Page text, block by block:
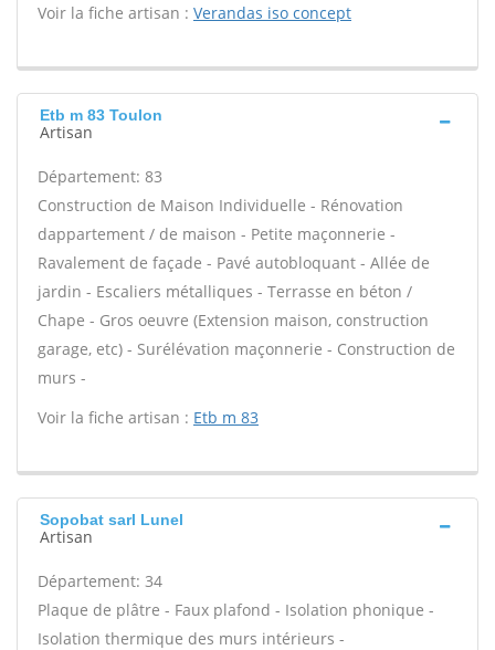
Voir la fiche artisan : Verandas iso concept
Etb m 83 Toulon
Artisan
Département: 83
Construction de Maison Individuelle - Rénovation
dappartement / de maison - Petite maçonnerie -
Ravalement de façade - Pavé autobloquant - Allée de
jardin - Escaliers métalliques - Terrasse en béton /
Chape - Gros oeuvre (Extension maison, construction
garage, etc) - Surélévation maçonnerie - Construction de
murs -
Voir la fiche artisan : Etb m 83
Sopobat sarl Lunel
Artisan
Département: 34
Plaque de plâtre - Faux plafond - Isolation phonique -
Isolation thermique des murs intérieurs -